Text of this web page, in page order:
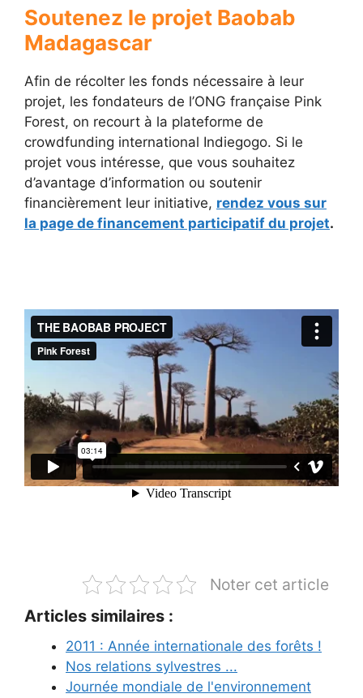
Soutenez le projet Baobab
Madagascar
Afin de récolter les fonds nécessaire à leur
projet, les fondateurs de l’ONG française Pink
Forest, on recourt à la plateforme de
crowdfunding international Indiegogo. Si le
projet vous intéresse, que vous souhaitez
d’avantage d’information ou soutenir
financièrement leur initiative, rendez vous sur
la page de financement participatif du projet.
Noter cet article
Articles similaires :
2011 : Année internationale des forêts !
Nos relations sylvestres ...
Journée mondiale de l'environnement